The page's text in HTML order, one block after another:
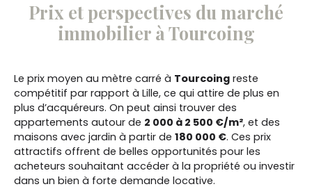
Prix et perspectives du marché
immobilier à Tourcoing
Le prix moyen au mètre carré à Tourcoing reste
compétitif par rapport à Lille, ce qui attire de plus en
plus d’acquéreurs. On peut ainsi trouver des
appartements autour de 2 000 à 2 500 €/m², et des
maisons avec jardin à partir de 180 000 €. Ces prix
attractifs offrent de belles opportunités pour les
acheteurs souhaitant accéder à la propriété ou investir
dans un bien à forte demande locative.